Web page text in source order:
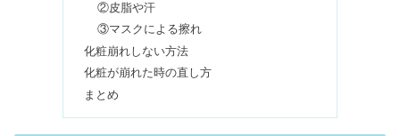
ジェントルマックスプロの産毛の効果
｜顔脱毛1回・5回はどうなる？
②皮脂や汗
③マスクによる擦れ
化粧崩れしない方法
化粧が崩れた時の直し方
まとめ